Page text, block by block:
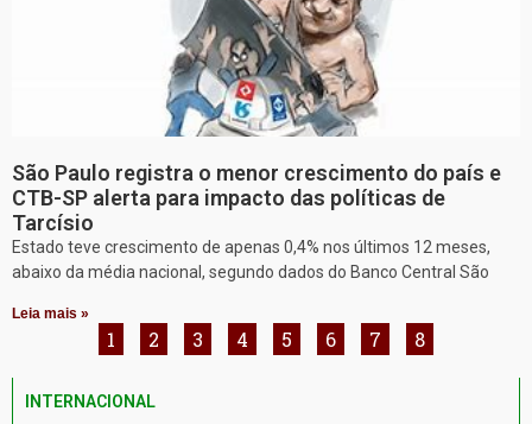
São Paulo registra o menor crescimento do país e
CTB-SP alerta para impacto das políticas de
Tarcísio
Estado teve crescimento de apenas 0,4% nos últimos 12 meses,
abaixo da média nacional, segundo dados do Banco Central São
Leia mais »
1 2 3 4 5 6 7 8
INTERNACIONAL